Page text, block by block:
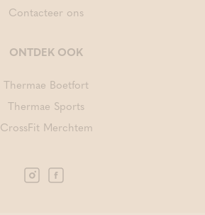
Contacteer ons
ONTDEK OOK
Thermae Boetfort
Thermae Sports
CrossFit Merchtem